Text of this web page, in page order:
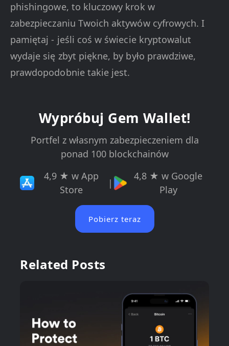
phishingowe, to kluczowy krok w
zabezpieczaniu Twoich aktywów cyfrowych. I
pamiętaj - jeśli coś w świecie kryptowalut
wydaje się zbyt piękne, by było prawdziwe,
prawdopodobnie takie jest.
Wypróbuj Gem Wallet!
Portfel z własnym zabezpieczeniem dla
ponad 100 blockchainów
4,9 ★ w App
Store
|
4,8 ★ w Google
Play
Pobierz teraz
Related Posts